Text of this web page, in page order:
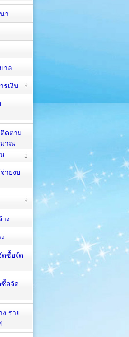
า
าล
รเงิน
ดตาม
มาณ
ายงบ
ง
ดซื้อจัด
ซื้อจัด
ราย